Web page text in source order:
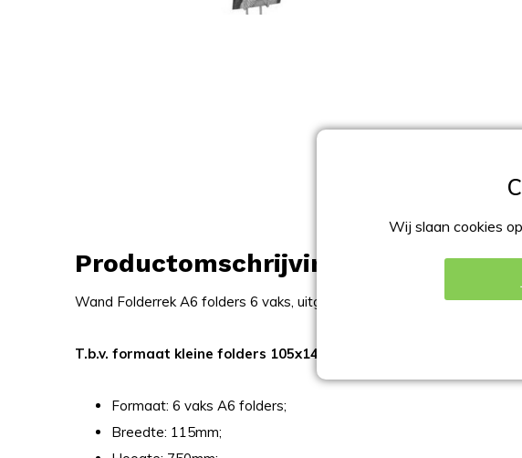
Productomschrijving
Wand Folderrek A6 folders 6 vaks, uitgevoerd in staaldraad gecoat in
T.b.v. formaat kleine folders 105x148mm BxH (=A6 formaat):
Formaat: 6 vaks A6 folders;
Breedte: 115mm;
Wij slaan cookies